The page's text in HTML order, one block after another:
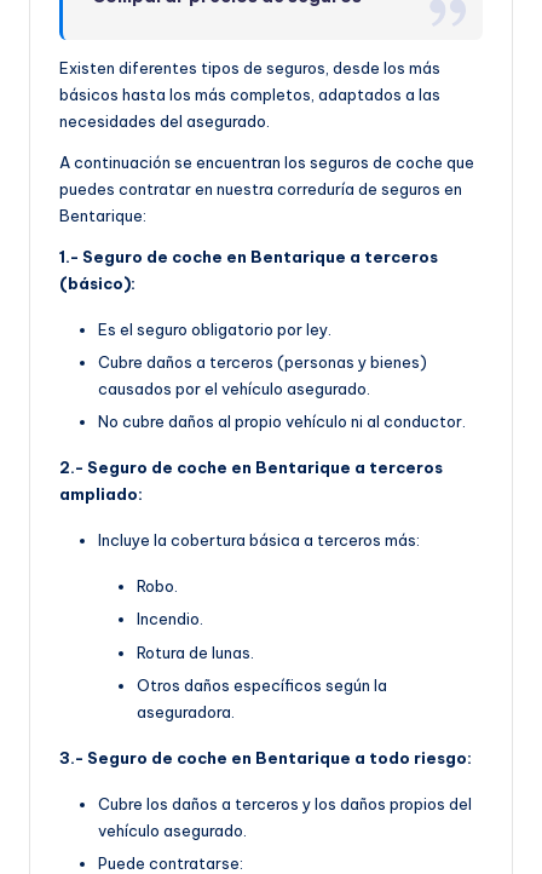
Existen diferentes tipos de seguros, desde los más
básicos hasta los más completos, adaptados a las
necesidades del asegurado.
A continuación se encuentran los seguros de coche que
puedes contratar en nuestra correduría de seguros en
Bentarique:
1.- Seguro de coche en Bentarique a terceros
(básico):
Es el seguro obligatorio por ley.
Cubre daños a terceros (personas y bienes)
causados por el vehículo asegurado.
No cubre daños al propio vehículo ni al conductor.
2.- Seguro de coche en Bentarique a terceros
ampliado:
Incluye la cobertura básica a terceros más:
Robo.
Incendio.
Rotura de lunas.
Otros daños específicos según la
aseguradora.
3.- Seguro de coche en Bentarique a todo riesgo:
Cubre los daños a terceros y los daños propios del
vehículo asegurado.
Puede contratarse: